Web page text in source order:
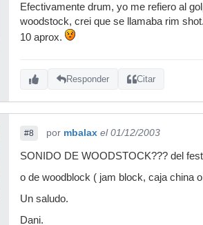
Efectivamente drum, yo me refiero al
woodstock, crei que se llamaba rim
10 aprox.
Responder Citar
#8 por mbalax el 01/12/2003
SONIDO DE WOODSTOCK??? del
o de woodblock ( jam block, caja china
Un saludo.
Dani.